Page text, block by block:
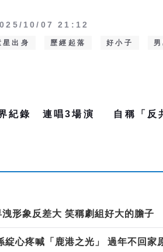
10/07 21:12
星出身 歷經起落 好小子
紀錄 連唱3場演
自稱「
形象反差大 笑稱劇組好大的膽子
綻心疼喊「鹿港之光」 過年不回家